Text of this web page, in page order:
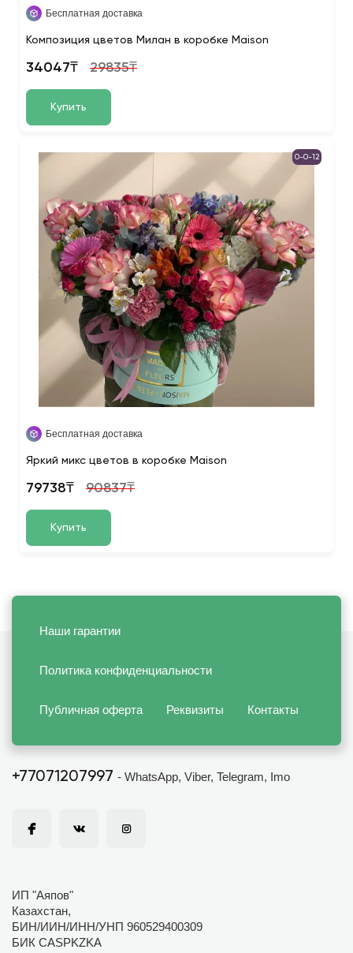
Бесплатная доставка
Композиция цветов Милан в коробке Maison
34047₸ 29835₸
Купить
0-0-12
Бесплатная доставка
Яркий микс цветов в коробке Maison
79738₸ 90837₸
Купить
Наши гарантии
Политика конфиденциальности
Публичная оферта Реквизиты Контакты
+77071207997 - WhatsApp, Viber, Telegram, Imo
ИП "Аяпов"
Казахстан,
БИН/ИИН/ИНН/УНП 960529400309
БИК CASPKZKA